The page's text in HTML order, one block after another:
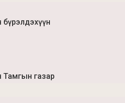
бүрэлдэхүүн
Тамгын газар